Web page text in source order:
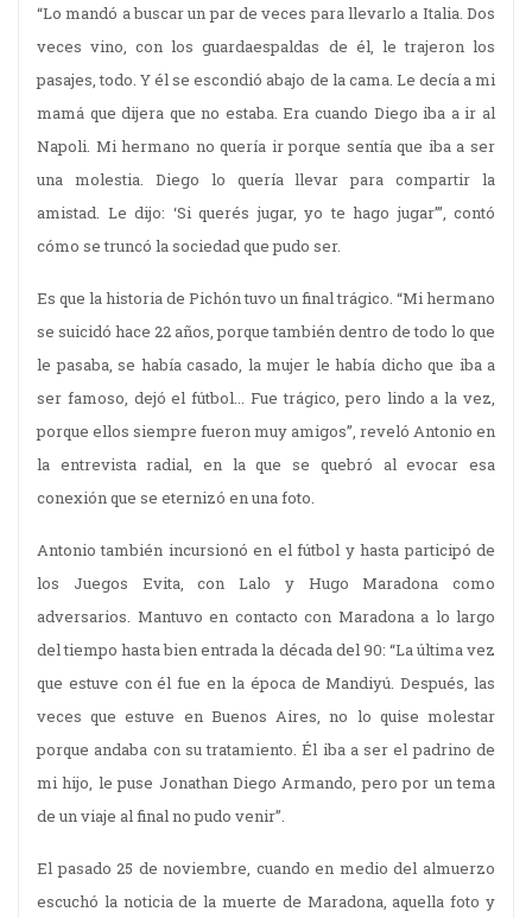
“Lo mandó a buscar un par de veces para llevarlo a Italia. Dos
veces vino, con los guardaespaldas de él, le trajeron los
pasajes, todo. Y él se escondió abajo de la cama. Le decía a mi
mamá que dijera que no estaba. Era cuando Diego iba a ir al
Napoli. Mi hermano no quería ir porque sentía que iba a ser
una molestia. Diego lo quería llevar para compartir la
amistad. Le dijo: ‘Si querés jugar, yo te hago jugar’”, contó
cómo se truncó la sociedad que pudo ser.
Es que la historia de Pichón tuvo un final trágico. “Mi hermano
se suicidó hace 22 años, porque también dentro de todo lo que
le pasaba, se había casado, la mujer le había dicho que iba a
ser famoso, dejó el fútbol... Fue trágico, pero lindo a la vez,
porque ellos siempre fueron muy amigos”, reveló Antonio en
la entrevista radial, en la que se quebró al evocar esa
conexión que se eternizó en una foto.
Antonio también incursionó en el fútbol y hasta participó de
los Juegos Evita, con Lalo y Hugo Maradona como
adversarios. Mantuvo en contacto con Maradona a lo largo
del tiempo hasta bien entrada la década del 90: “La última vez
que estuve con él fue en la época de Mandiyú. Después, las
veces que estuve en Buenos Aires, no lo quise molestar
porque andaba con su tratamiento. Él iba a ser el padrino de
mi hijo, le puse Jonathan Diego Armando, pero por un tema
de un viaje al final no pudo venir”.
El pasado 25 de noviembre, cuando en medio del almuerzo
escuchó la noticia de la muerte de Maradona, aquella foto y